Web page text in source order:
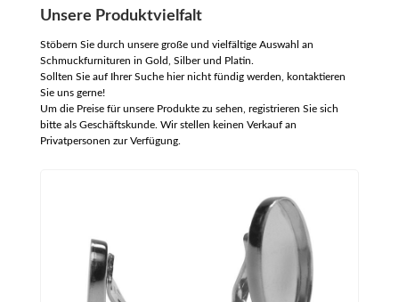
Unsere Produktvielfalt
Stöbern Sie durch unsere große und vielfältige Auswahl an
Schmuckfurnituren in Gold, Silber und Platin.
Sollten Sie auf Ihrer Suche hier nicht fündig werden, kontaktieren
Sie uns gerne!
Um die Preise für unsere Produkte zu sehen, registrieren Sie sich
bitte als Geschäftskunde. Wir stellen keinen Verkauf an
Privatpersonen zur Verfügung.